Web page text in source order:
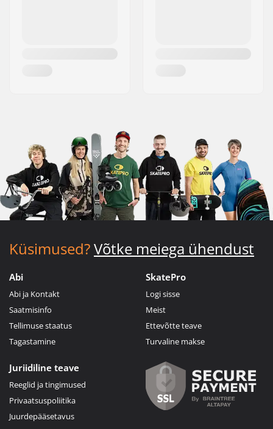
Küsimused?Võtke meiega ühendust
Abi
Abi ja Kontakt
Saatmisinfo
Tellimuse staatus
Tagastamine
SkatePro
Logi sisse
Meist
Ettevõtte teave
Turvaline makse
Juriidiline teave
Reeglid ja tingimused
Privaatsuspoliitika
Juurdepääsetavus